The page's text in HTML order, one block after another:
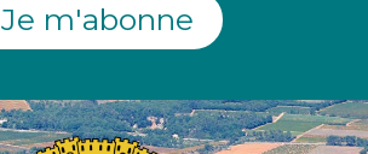
Je m'abonne